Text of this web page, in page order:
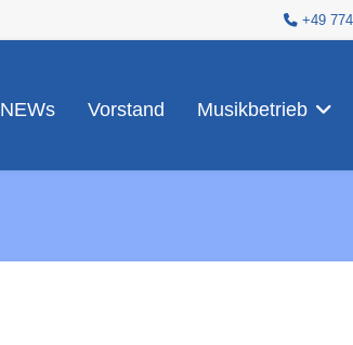
+49
NEWs Vorstand Musikbetrieb